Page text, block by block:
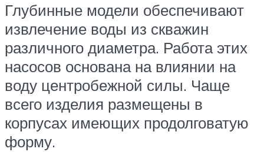
Глубинные модели обеспечивают
извлечение воды из скважин
различного диаметра. Работа этих
насосов основана на влиянии на
воду центробежной силы. Чаще
всего изделия размещены в
корпусах имеющих продолговатую
форму.